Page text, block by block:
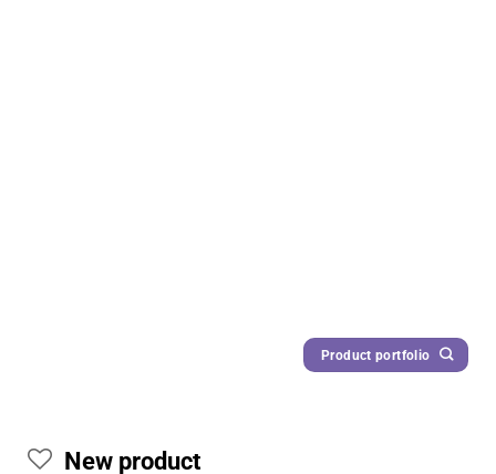
Product portfolio
New product